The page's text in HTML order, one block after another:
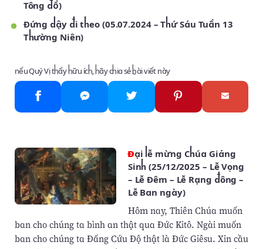
Tông đồ)
Đứng dậy đi theo (05.07.2024 – Thứ Sáu Tuần 13
Thường Niên)
nếu Quý Vị thấy hữu ích, hãy chia sẻ bài viết này
Đại lễ mừng Chúa Giáng
Sinh (25/12/2025 – Lễ Vọng
– Lễ Đêm – Lễ Rạng đông –
Lễ Ban ngày)
Hôm nay, Thiên Chúa muốn
ban cho chúng ta bình an thật qua Đức Kitô. Ngài muốn
ban cho chúng ta Đấng Cứu Độ thật là Đức Giêsu. Xin cầu